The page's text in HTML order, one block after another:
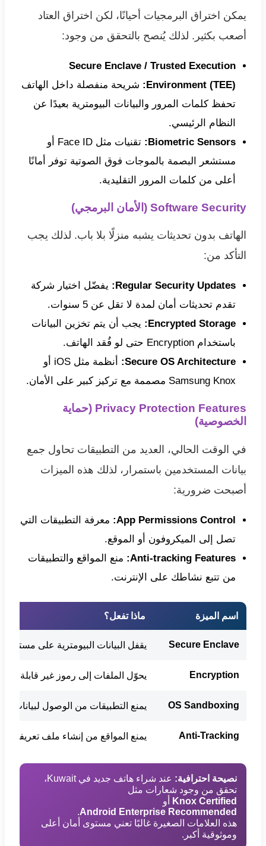
يمكن اختراق البرمجيات أحيانًا، لكن اختراق العتاد
أصعب بكثير. لذلك يُنصح بالتحقق من وجود:
Secure Enclave / Trusted Execution
Environment (TEE):
شريحة منفصلة داخل الهاتف
تحفظ كلمات المرور والبيانات البيومترية بعيدًا عن
النظام الرئيسي.
Biometric Sensors:
تقنيات مثل Face ID أو
مستشعر البصمة بالموجات فوق الصوتية توفر أمانًا
أعلى من كلمات المرور التقليدية.
Software Security (الأمان البرمجي)
الهاتف بدون تحديثات يشبه منزلًا بلا باب. لذلك يجب
التأكد من:
Regular Security Updates:
يفضّل اختيار شركة
تقدم تحديثات أمان لمدة لا تقل عن 5 سنوات.
Encrypted Storage:
يجب أن يتم تخزين البيانات
باستخدام Encryption حتى لو فُقد الهاتف.
Secure OS Architecture:
أنظمة مثل iOS أو
Samsung Knox مصممة مع تركيز كبير على الأمان.
Privacy Protection Features (حماية
الخصوصية)
في الوقت الحالي، العديد من التطبيقات تحاول جمع
بيانات المستخدمين باستمرار، لذلك هذه الميزات
أصبحت ضرورية:
App Permissions Control:
معرفة التطبيقات التي
تصل إلى الميكروفون أو الموقع.
Anti-tracking Features:
منع المواقع والتطبيقات
من تتبع نشاطك على الإنترنت.
اسم الميزة ماذا تفعل؟
Secure Enclave يقفل البيانات البيومترية على مستوى
Encryption يحوّل الملفات إلى رموز غير قابلة
OS Sandboxing يمنع التطبيقات من الوصول لبيانات
Anti-Tracking يمنع المواقع من إنشاء ملف تعريفي
نصيحة احترافية:
عند شراء هاتف جديد في Kuwait،
تحقق من وجود شعارات مثل
Knox Certified
أو
Android Enterprise Recommended
.
هذه العلامات الصغيرة غالبًا تعني مستوى أمان أعلى
وموثوقية أكبر.